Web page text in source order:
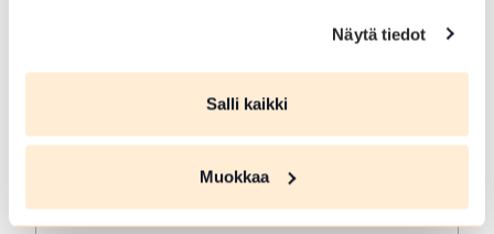
Näytä tiedot
Salli kaikki
Muokkaa
Hämeenlinna
pähkinänkuoressa
Hämeenlinna